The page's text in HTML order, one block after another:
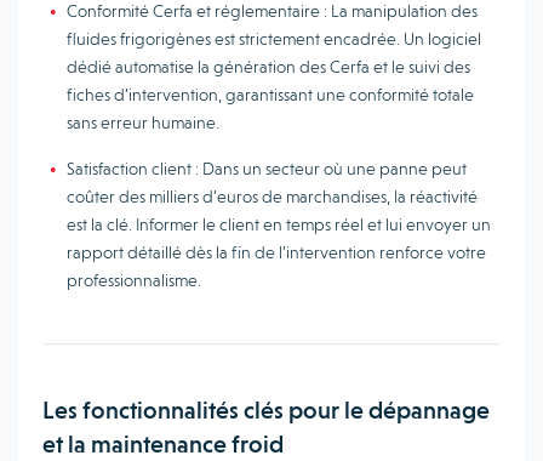
Conformité Cerfa et réglementaire : La manipulation des
fluides frigorigènes est strictement encadrée. Un logiciel
dédié automatise la génération des Cerfa et le suivi des
fiches d’intervention, garantissant une conformité totale
sans erreur humaine.
Satisfaction client : Dans un secteur où une panne peut
coûter des milliers d’euros de marchandises, la réactivité
est la clé. Informer le client en temps réel et lui envoyer un
rapport détaillé dès la fin de l’intervention renforce votre
professionnalisme.
Les fonctionnalités clés pour le dépannage
et la maintenance froid